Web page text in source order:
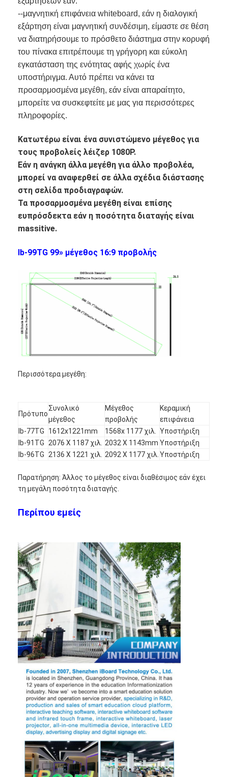
Iboard διαλογικό Whiteboard
στο διαλογικό whiteboard
υπέρυθρο διαλογικό whiteboard
Διαλογική επίπεδη οθόνη
Διαλογικό όργανο ελέγχου οθόνης αφής
έξυπνος πίνακας LCD
Διαλογικό Whiteboard οδηγήσεων
Διαλογική οθόνη αφής Whiteboard
όλοι σε ένα διαλογικό whiteboard
φορητό διαλογικό whiteboard
Ευφυής πίνακας
Διαλογικός πίνακας προβολέων
Υπέρυθρο πλαίσιο αφής
Διαλογική στάση Whiteboard
Visualizer κάμερα εγγράφων
Ψηφιακή διαφημιστική οθόνη
φορητή έξυπνη οθόνη
--μαγνητική επιφάνεια whiteboard, εάν η διαλογική
εξάρτηση είναι μαγνητική συνδέσιμη, είμαστε σε θέση
να διατηρήσουμε το πρόσθετο διάστημα στην κορυφή
του πίνακα επιτρέπουμε τη γρήγορη και εύκολη
εγκατάσταση της ενότητας αφής χωρίς ένα
υποστήριγμα. Αυτό πρέπει να κάνει τα
προσαρμοσμένα μεγέθη, εάν είναι απαραίτητο,
μπορείτε να συσκεφτείτε με μας για περισσότερες
πληροφορίες.
Κατωτέρω είναι ένα συνιστώμενο μέγεθος για
τους προβολείς λέιζερ 1080P.
Εάν η ανάγκη άλλα μεγέθη για άλλο προβολέα,
μπορεί να αναφερθεί σε άλλα σχέδια διάστασης
στη σελίδα προδιαγραφών.
Τα προσαρμοσμένα μεγέθη είναι επίσης
ευπρόσδεκτα εάν η ποσότητα διαταγής είναι
massitive.
Ib-99TG 99» μέγεθος 16:9 προβολής
Περισσότερα μεγέθη:
Πρότυπο
Συνολικό
μέγεθος
Μέγεθος
προβολής
Κεραμική
επιφάνεια
Ib-77TG
1612x1221mm 1568x 1177 χιλ.
Υποστήριξη
Ib-91TG
2076 X 1187 χιλ. 2032 X 1143mm Υποστήριξη
Ib-96TG
2136 X 1221 χιλ. 2092 X 1177 χιλ. Υποστήριξη
Παρατήρηση: Άλλος το μέγεθος είναι διαθέσιμος εάν έχει
τη μεγάλη ποσότητα διαταγής.
Περίπου εμείς